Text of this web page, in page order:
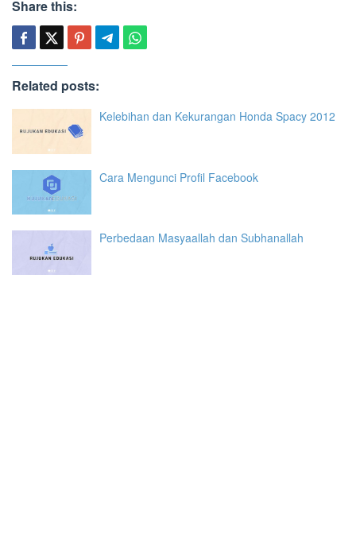
Share this:
Related posts:
Kelebihan dan Kekurangan Honda Spacy 2012
Cara Mengunci Profil Facebook
Perbedaan Masyaallah dan Subhanallah